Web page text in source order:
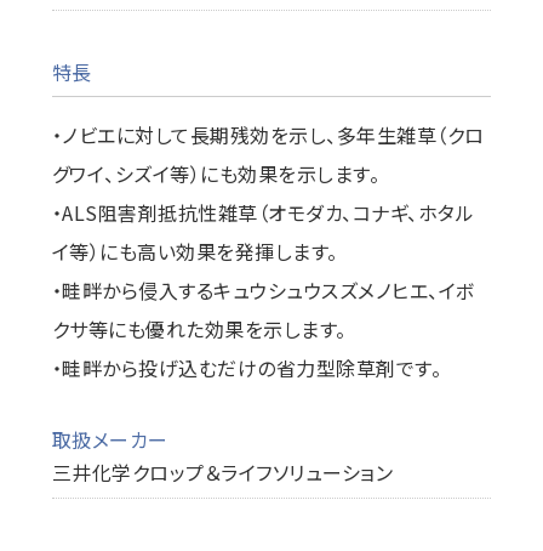
特長
・ノビエに対して長期残効を示し、多年生雑草（クロ
グワイ、シズイ等）にも効果を示します。
・ALS阻害剤抵抗性雑草（オモダカ、コナギ、ホタル
イ等）にも高い効果を発揮します。
・畦畔から侵入するキュウシュウスズメノヒエ、イボ
クサ等にも優れた効果を示します。
・畦畔から投げ込むだけの省力型除草剤です。
取扱メーカー
三井化学クロップ＆ライフソリューション